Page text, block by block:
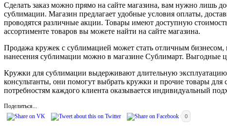
Сделать заказ можно прямо на сайте магазина, вам нужно лишь
сублимации. Магазин предлагает удобные условия оплаты,
проводятся различные акции. Товары имеют доступную
ассортименте товаров вы можете найти на сайте магазина.
Продажа кружек с сублимацией может стать отличным бизнесом,
нанесения сублимации можно в магазине Сублимарт. Выгодные
Кружки для сублимации выдерживают длительную
консультанты, они помогут выбрать кружки и прочие товары
потребностям каждого клиента оказывается индивидуальный
Поделиться...
0